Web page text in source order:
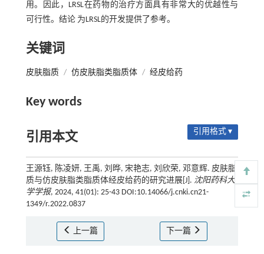
用。因此，LRSL在药物的治疗方面具有非常大的优越性与
可行性。结论 为LRSL的开发提供了参考。
关键词
皮肤脂质 / 仿皮肤脂类脂质体 / 经皮给药
Key words
引用本文 引用格式 ▾
王源钰, 陈凌妍, 王禹, 刘晔, 宋艳志, 刘欣荣, 邓意辉. 皮肤脂
质与仿皮肤脂类脂质体经皮给药的研究进展[J]. 沈阳药科大
学学报, 2024, 41(01): 25-43 DOI:10.14066/j.cnki.cn21-
1349/r.2022.0837
上一篇 下一篇